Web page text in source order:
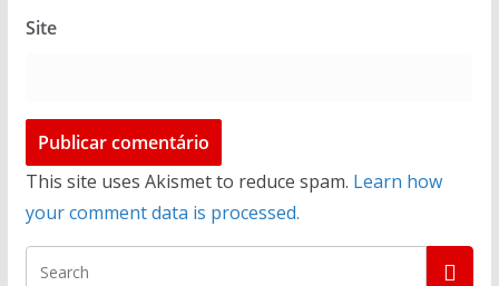
Site
This site uses Akismet to reduce spam. Learn how
your comment data is processed.